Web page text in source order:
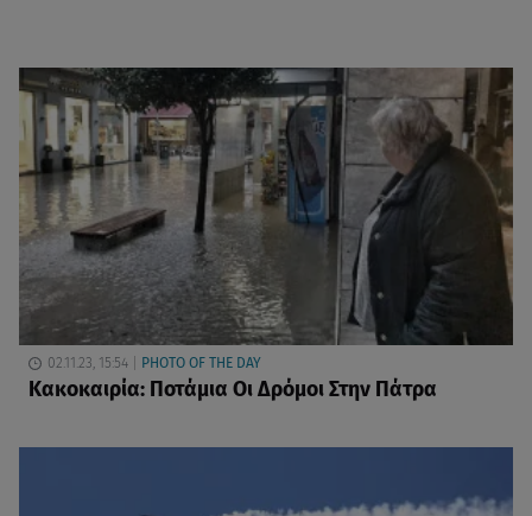
02.11.23, 15:54 PHOTO OF THE DAY
Κακοκαιρία: Ποτάμια Οι Δρόμοι Στην Πάτρα